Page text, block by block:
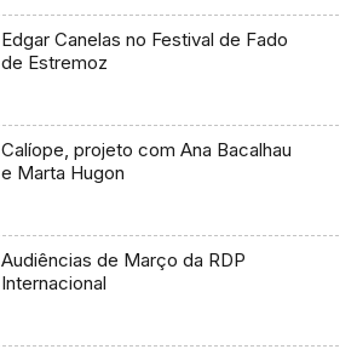
Edgar Canelas no Festival de Fado
de Estremoz
Calíope, projeto com Ana Bacalhau
e Marta Hugon
Audiências de Março da RDP
Internacional